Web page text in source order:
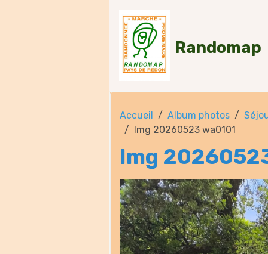
Randomap
Accueil Album photos
Img 20260523 wa0101
Img